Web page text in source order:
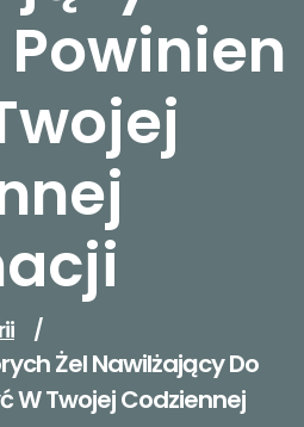
/
Żel Nawilżający Do
W Twojej Codziennej